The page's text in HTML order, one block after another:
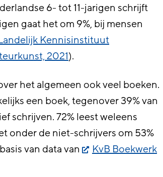
6- tot 11-jarigen schrijft
gaat het om 9%, bij mensen
Kennisinstituut
2021).
het algemeen ook veel boeken.
een boek, tegenover 39% van
schrijven. 72% leest weleens
onder de niet-schrijvers om 53%
van data van
KvB Boekwerk